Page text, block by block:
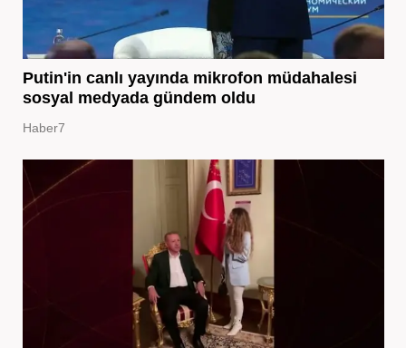
Putin'in canlı yayında mikrofon müdahalesi
sosyal medyada gündem oldu
Haber7